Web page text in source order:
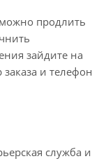
продлить
зайдите на
и телефон
служба и